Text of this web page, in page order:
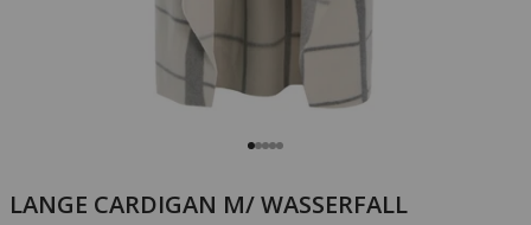
Gehe zu Element 1
Gehe zu Element 2
Gehe zu Element 3
Gehe zu Element 4
Gehe zu Element 5
LANGE CARDIGAN M/ WASSERFALL